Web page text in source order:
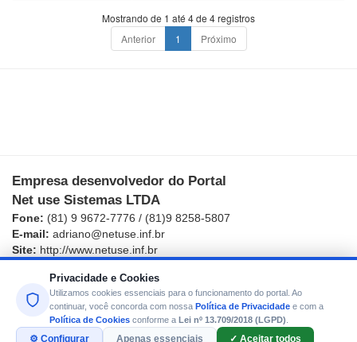
Privacidade e Cookies
Utilizamos cookies essenciais para o funcionamento do portal. Ao
continuar, você concorda com nossa Política de Privacidade e com a
Política de Cookies conforme a Lei nº 13.709/2018 (LGPD)
⚙ Configurar Apenas essenciais ✓ Aceitar todos
Mostrando de 1 até 4 de 4 registros
Anterior
1 Próximo
Empresa desenvolvedor do Portal
Net use Sistemas LTDA
Fone: (81) 9 9672-7776 / (81)9 8258-5807
E-mail: adriano@netuse.inf.br
Site: http://www.netuse.inf.br
Copyright 2008 - 2026- Net use Sistemas